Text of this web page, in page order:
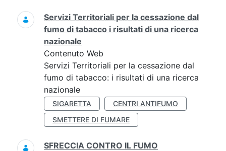
Servizi Territoriali per la cessazione dal
fumo di tabacco i risultati di una ricerca
nazionale
Contenuto Web
Servizi Territoriali per la cessazione dal
fumo di tabacco: i risultati di una ricerca
nazionale
SIGARETTA
CENTRI ANTIFUMO
SMETTERE DI FUMARE
SFRECCIA CONTRO IL FUMO